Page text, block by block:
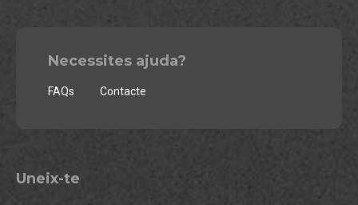
Necessites ajuda?
FAQs Contacte
Uneix-te